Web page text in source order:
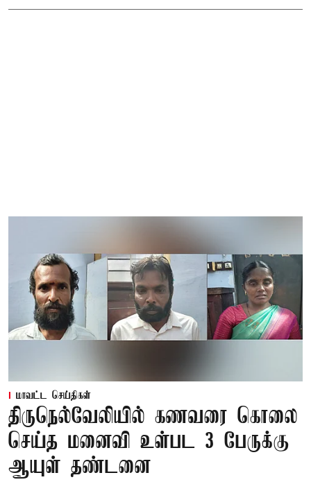
மாவட்ட செய்திகள்
திருநெல்வேலியில் கணவரை கொலை
செய்த மனைவி உள்பட 3 பேருக்கு
ஆயுள் தண்டனை